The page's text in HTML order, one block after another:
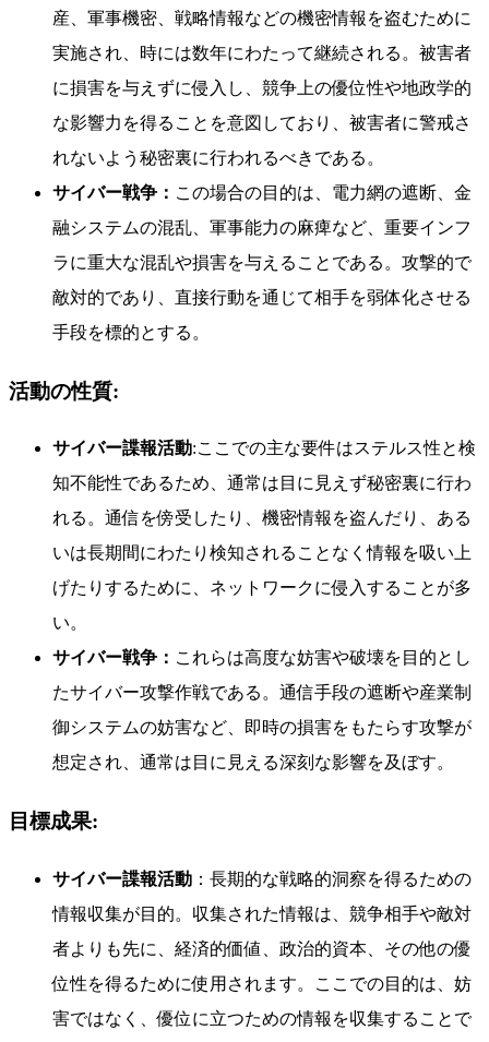
産、軍事機密、戦略情報などの機密情報を盗むために
実施され、時には数年にわたって継続される。被害者
に損害を与えずに侵入し、競争上の優位性や地政学的
な影響力を得ることを意図しており、被害者に警戒さ
れないよう秘密裏に行われるべきである。
サイバー戦争： この場合の目的は、電力網の遮断、金
融システムの混乱、軍事能力の麻痺など、重要インフ
ラに重大な混乱や損害を与えることである。攻撃的で
敵対的であり、直接行動を通じて相手を弱体化させる
手段を標的とする。
活動の性質:
サイバー諜報活動:ここでの主な要件はステルス性と検
知不能性であるため、通常は目に見えず秘密裏に行わ
れる。通信を傍受したり、機密情報を盗んだり、ある
いは長期間にわたり検知されることなく情報を吸い上
げたりするために、ネットワークに侵入することが多
い。
サイバー戦争： これらは高度な妨害や破壊を目的とし
たサイバー攻撃作戦である。通信手段の遮断や産業制
御システムの妨害など、即時の損害をもたらす攻撃が
想定され、通常は目に見える深刻な影響を及ぼす。
目標成果:
サイバー諜報活動 ：長期的な戦略的洞察を得るための
情報収集が目的。収集された情報は、競争相手や敵対
者よりも先に、経済的価値、政治的資本、その他の優
位性を得るために使用されます。ここでの目的は、妨
害ではなく、優位に立つための情報を収集することで